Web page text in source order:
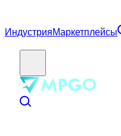
ИндустрияМаркетплейсы